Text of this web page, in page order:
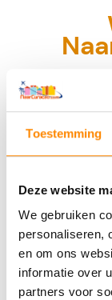
Toestemming
Deze website
We gebruiken
personaliseren,
en om ons
informatie over
partners voor
Bij
Ook leuk